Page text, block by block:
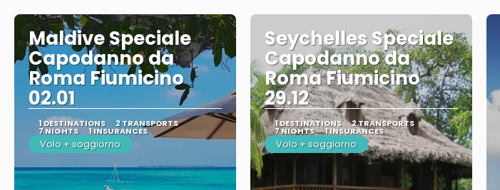
Maldive Speciale
Capodanno da
Roma Fiumicino
02.01
1 DESTINATIONS 2 TRANSPORTS
7 NIGHTS 1 INSURANCES
Volo + soggiorno
Seychelles Speciale
Capodanno da
Roma Fiumicino
29.12
1 DESTINATIONS 2 TRANSPORTS
7 NIGHTS 1 INSURANCES
Volo + soggiorno